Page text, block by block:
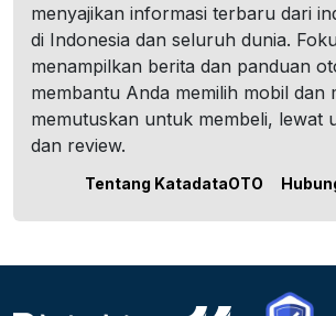
menyajikan informasi terbaru dari
di Indonesia dan seluruh dunia.
menampilkan berita dan panduan
membantu Anda memilih mobil dan
memutuskan untuk membeli, lewat
dan review.
Tentang KatadataOTO